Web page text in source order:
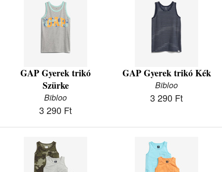
GAP Gyerek trikó
Szürke
Bibloo
3 290 Ft
GAP Gyerek trikó Kék
Bibloo
3 290 Ft